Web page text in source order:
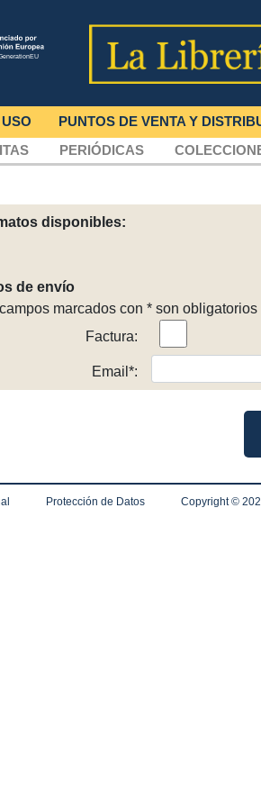
PUNTOS DE VENTA Y
PERIÓDICAS
disponibles:
de envío
marcados con * son obligatorios
Factura:
Email*:
Protección de Datos Copyright ©